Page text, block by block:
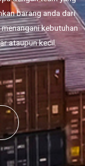
barang anda dari
kebutuhan
ataupun kecil.